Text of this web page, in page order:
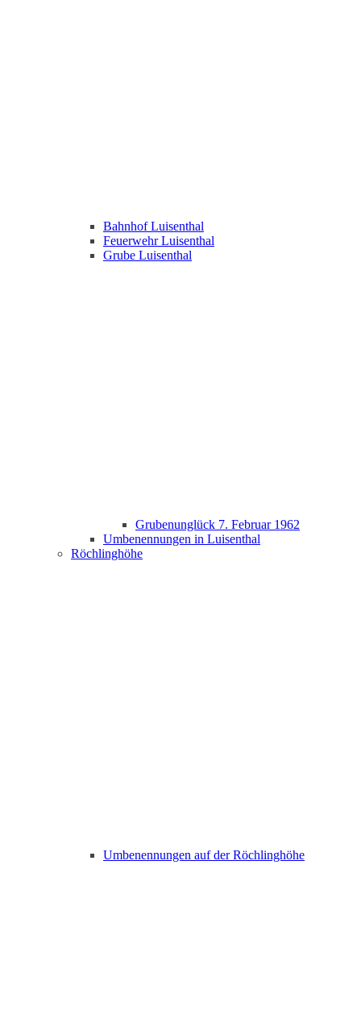
Bahnhof Luisenthal
Feuerwehr Luisenthal
Grube Luisenthal
Grubenunglück 7. Februar 1962
Umbenennungen in Luisenthal
Röchlinghöhe
Umbenennungen auf der Röchlinghöhe